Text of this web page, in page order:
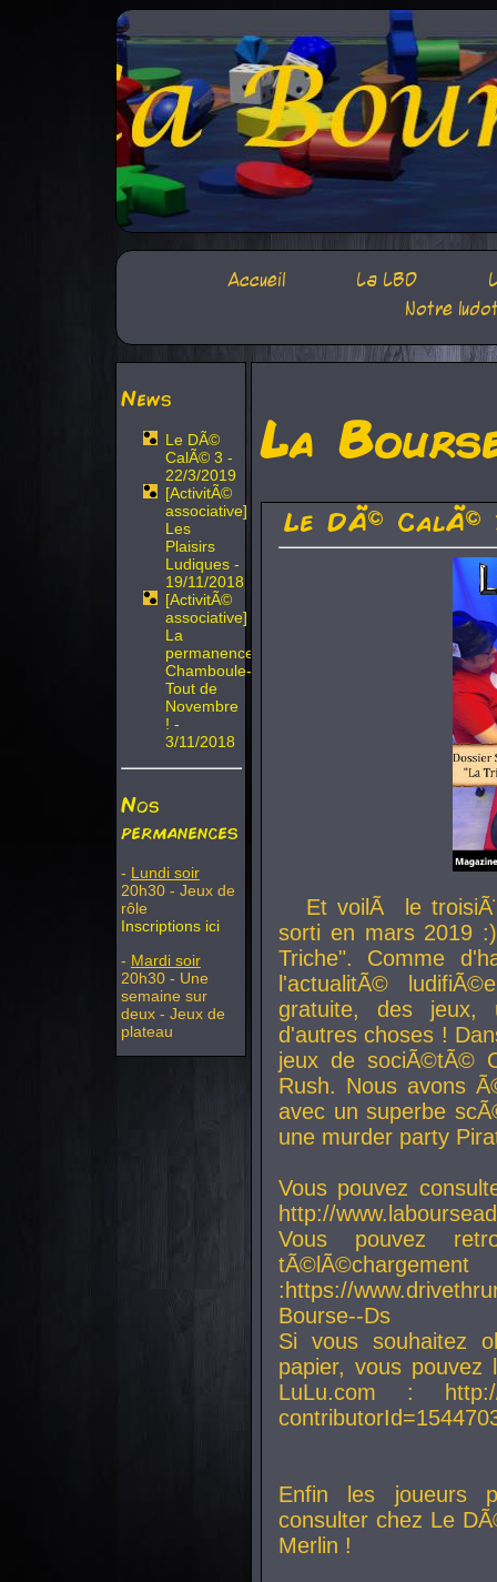
Accueil La LBD
Notre
News
Le DÃ©
CalÃ© 3 -
22/3/2019
[ActivitÃ©
associative]
Les
Plaisirs
Ludiques -
19/11/2018
[ActivitÃ©
associative]
La
permanence
Chamboule-
Tout de
Novembre
! -
3/11/2018
Nos
permanences
- Lundi soir
20h30 - Jeux de
rôle
Inscriptions ici
- Mardi soir
20h30 - Une
semaine sur
deux - Jeux de
plateau
La
Le DÃ© CalÃ©
Et voilÃ le
sorti en mars 2019
Triche". Comme
l'actualitÃ©
gratuite, des jeux,
d'autres choses !
jeux de sociÃ©tÃ©
Rush. Nous avons
avec un superbe
une murder party
Vous pouvez
http://
Vous pouvez
:https://
Bourse--Ds
Si vous souhaitez
papier, vous
LuLu.com : http://
Enfin les joueurs
consulter chez Le
Merlin !